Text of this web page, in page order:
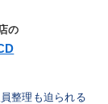
の
整理も迫られる